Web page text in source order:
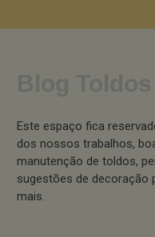
Este espaço fica
dos nossos trabalhos,
manutenção de toldos,
sugestões de decoração
mais.